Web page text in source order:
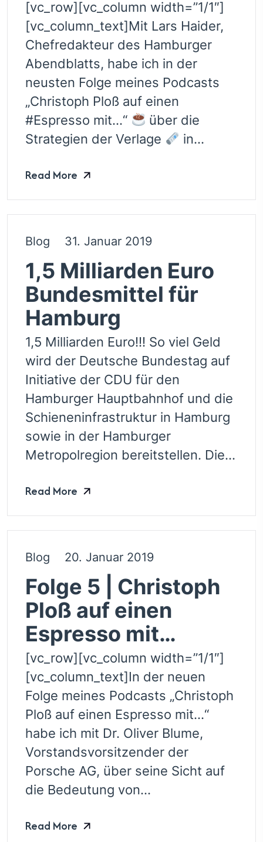
[vc_row][vc_column width=”1/1″]
[vc_column_text]Mit Lars Haider,
Chefredakteur des Hamburger
Abendblatts, habe ich in der
neusten Folge meines Podcasts
„Christoph Ploß auf einen
#Espresso mit…“
über die
Strategien der Verlage
in...
Read More
Blog 31. Januar 2019
1,5 Milliarden Euro
Bundesmittel für
Hamburg
1,5 Milliarden Euro!!! So viel Geld
wird der Deutsche Bundestag auf
Initiative der CDU für den
Hamburger Hauptbahnhof und die
Schieneninfrastruktur in Hamburg
sowie in der Hamburger
Metropolregion bereitstellen. Die...
Read More
Blog 20. Januar 2019
Folge 5 | Christoph
Ploß auf einen
Espresso mit…
[vc_row][vc_column width=”1/1″]
[vc_column_text]In der neuen
Folge meines Podcasts „Christoph
Ploß auf einen Espresso mit…“
habe ich mit Dr. Oliver Blume,
Vorstandsvorsitzender der
Porsche AG, über seine Sicht auf
die Bedeutung von...
Read More